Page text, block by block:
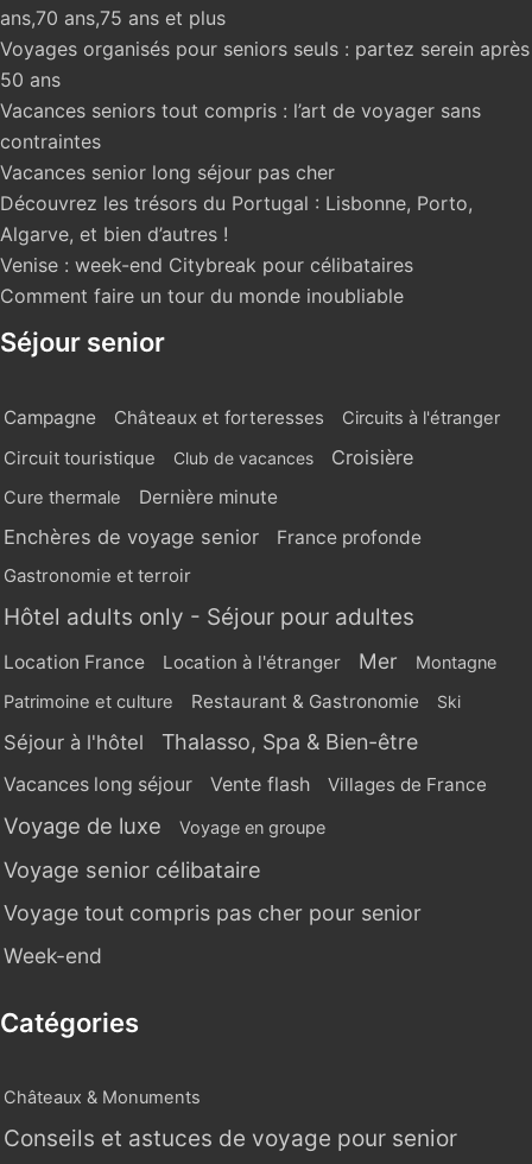
ans,70 ans,75 ans et plus
Voyages organisés pour seniors seuls : partez serein après
50 ans
Vacances seniors tout compris : l’art de voyager sans
contraintes
Vacances senior long séjour pas cher
Découvrez les trésors du Portugal : Lisbonne, Porto,
Algarve, et bien d’autres !
Venise : week-end Citybreak pour célibataires
Comment faire un tour du monde inoubliable
Séjour senior
Campagne Châteaux et forteresses
Circuits à l'étranger
Circuit touristique
Club de vacances Croisière
Cure thermale Dernière minute
Enchères de voyage senior
France profonde
Gastronomie et terroir
Hôtel adults only - Séjour pour adultes
Location France Location à l'étranger Mer Montagne
Patrimoine et culture Restaurant & Gastronomie Ski
Séjour à l'hôtel Thalasso, Spa & Bien-être
Vacances long séjour Vente flash Villages de France
Voyage de luxe Voyage en groupe
Voyage senior célibataire
Voyage tout compris pas cher pour senior
Week-end
Catégories
Châteaux & Monuments
Conseils et astuces de voyage pour senior